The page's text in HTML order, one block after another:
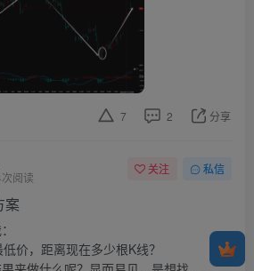
7 2 分享
阅读
关注 私信
案
价，距离现在多少根K线？